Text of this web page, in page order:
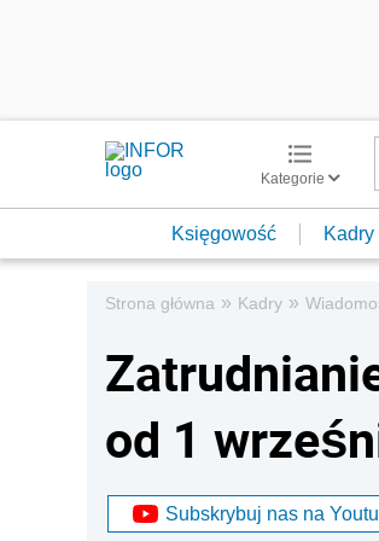
Kategorie
Księgowość Kadry
Strona główna » Kadry »
od 1
Subskrybuj nas na